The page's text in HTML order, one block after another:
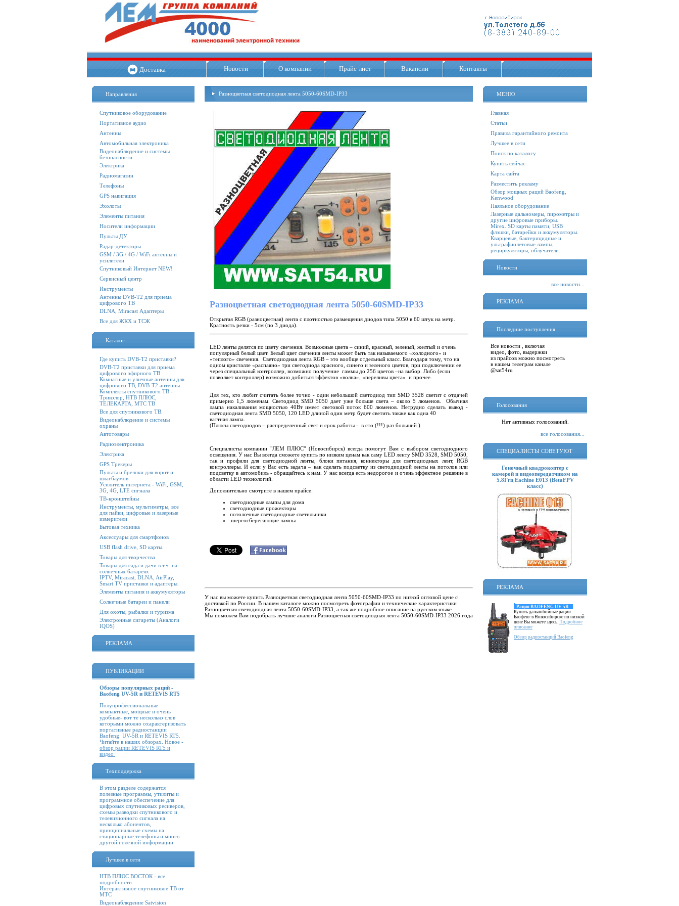
Доставка Новости О компании Прайс-лист Вакансии Контакты
Направления
Спутниковое оборудование
Портативное аудио
Антенны
Автомобильная электроника
Видеонаблюдение и системы
безопасности
Электрика
Радиомагазин
Телефоны
GPS навигация
Эхолоты
Элементы питания
Носители информации
Пульты ДУ
Радар-детекторы
GSM / 3G / 4G / WiFi антенны и
усилители
Спутниковый Интернет NEW!
Сервисный центр
Инструменты
Антенны DVB-T2 для приема
цифрового ТВ
DLNA, Miracast Адаптеры
Все для ЖКХ и ТСЖ
Каталог
Где купить DVB-T2 приставки?
DVB-T2 приставки для приема
цифрового эфирного ТВ
Комнатные и уличные антенны для
цифрового ТВ, DVB-T2 антенны.
Комплекты спутникового ТВ -
Триколор, НТВ ПЛЮС,
ТЕЛЕКАРТА, МТС ТВ
Все для спутникового ТВ.
Видеонаблюдение и системы
охраны
Автотовары
Радиоэлектроника
Электрика
GPS Трекеры
Пульты и брелоки для ворот и
шлагбаумов
Усилитель интернета - WiFi, GSM,
3G, 4G, LTE сигнала
ТВ-кронштейны
Инструменты, мультиметры, все
для пайки, цифровые и лазерные
измерители
Бытовая техника
Аксессуары для смартфонов
USB flash drive, SD карты.
Товары для творчества
Товары для сада и дачи в т.ч. на
солнечных батареях
IPTV, Miracast, DLNA, AirPlay,
Smart TV приставки и адаптеры.
Элементы питания и аккумуляторы
Солнечные батареи и панели
Для охоты, рыбалки и туризма
Электронные сигареты (Аналоги
IQOS)
РЕКЛАМА
ПУБЛИКАЦИИ
Обзоры популярных раций -
Baofeng UV-5R и RETEVIS RT5
Полупрофессиональные
компактные, мощные и очень
удобные- вот те несколько слов
которыми можно охарактеризовать
портативные радиостанции
Baofeng UV-5R и RETEVIS RT5.
Читайте в наших обзорах. Новое -
обзор рации RETEVIS RT5 и
видео
Техподдержка
В этом разделе содержатся
полезные программы, утилиты и
программное обеспечение для
цифровых спутниковых ресиверов,
схемы разводки спутникового и
телевизионного сигнала на
несколько абонентов,
принципиальные схемы на
стационарные телефоны и много
другой полезной информации.
Лучшее в сети
НТВ ПЛЮС ВОСТОК - все
подробности
Интерактивное спутниковое ТВ от
МТС
Видеонаблюдение Satvision
Разноцветная светодиодная лента 5050-60SMD-IP33
Разноцветная светодиодная лента 5050-60SMD-IP33
Открытая RGB (разноцветная) лента с плотностью размещения диодов типа 5050 в 60 штук на метр.
Кратность резки - 5см (по 3 диода).
LED ленты делятся по цвету свечения. Возможные цвета – синий, красный, зеленый, желтый и очень
популярный белый цвет. Белый цвет свечения ленты может быть так называемого «холодного» и
«теплого» свечения. Светодиодная лента RGB – это вообще отдельный класс. Благодаря тому, что на
одном кристалле «распаяно» три светодиода красного, синего и зеленого цветов, при подключении ее
через специальный контроллер, возможно получение гаммы до 256 цветов –на выбор. Либо (если
позволяет контроллер) возможно добиться эффектов «волна», «переливы цвета» и прочее.
Для тех, кто любит считать более точно - один небольшой светодиод тип SMD 3528 светит с отдачей
примерно 1,5 люменам. Светодиод SMD 5050 дает уже больше света – около 5 люменов. Обычная
лампа накаливания мощностью 40Вт имеет световой поток 600 люменов. Нетрудно сделать вывод -
светодиодная лента SMD 5050, 120 LED длиной один метр будет светить также как одна 40
ваттная лампа.
(Плюсы светодиодов – распределенный свет и срок работы - в сто (!!!) раз больший ).
Специалисты компании "ЛЕМ ПЛЮС" (Новосибирск) всегда помогут Вам с выбором светодиодного
освещения. У нас Вы всегда сможете купить по низким ценам как саму LED ленту SMD 3528, SMD 5050,
так и профили для светодиодной ленты, блоки питания, коннекторы для светодиодных лент, RGB
контроллеры. И если у Вас есть задача – как сделать подсветку из светодиодной ленты на потолок или
подсветку в автомобиль - обращайтесь к нам. У нас всегда есть недорогое и очень эффектное решение в
области LED технологий.
Дополнительно смотрите в нашем прайсе:
светодиодные лампы для дома
светодиодные прожекторы
потолочные светодиодные светильники
энергосберегающие лампы
У нас вы можете купить Разноцветная светодиодная лента 5050-60SMD-IP33 по низкой оптовой цене с
доставкой по России. В нашем каталоге можно посмотреть фотографии и технические характеристики
Разноцветная светодиодная лента 5050-60SMD-IP33, а так же подробное описание на русском языке.
Мы поможем Вам подобрать лучшие аналоги Разноцветная светодиодная лента 5050-60SMD-IP33 2026 года
МЕНЮ
Главная
Статьи
Правила гарантийного ремонта
Лучшее в сети
Поиск по каталогу
Купить сейчас
Карта сайта
Разместить рекламу
Обзор мощных раций Baofeng,
Kenwood
Паяльное оборудование
Лазерные дальномеры, пирометры и
другие цифровые приборы.
Mirex. SD карты памяти, USB
флэшки, батарейки и аккумуляторы.
Кварцевые, бактерицидные и
ультрафиолетовые лампы,
рециркуляторы, облучатели.
Новости
все новости...
РЕКЛАМА
Последние поступления
Все новости , включая
видео, фото, выдержки
из прайсов можно посмотреть
в нашем телеграм канале
@sat54ru
Голосования
Нет активных голосований.
все голосования...
СПЕЦИАЛИСТЫ СОВЕТУЮТ
Гоночный квадрокоптер с
камерой и видеопередатчиком на
5.8Ггц Eachine E013 (BetaFPV
класс)
РЕКЛАМА
Рация BAOFENG UV 5R
Купить дальнобойные рации
Баофенг в Новосибирске по низкой
цене Вы можете здесь. Подробное
описание
Обзор радиостанций Baofeng